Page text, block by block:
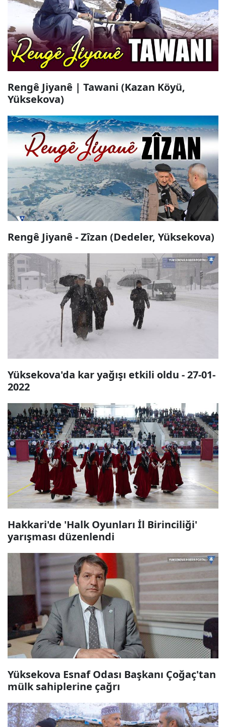
Rengê Jiyanê | Tawani (Kazan Köyü,
Yüksekova)
Rengê Jiyanê - Zîzan (Dedeler, Yüksekova)
Yüksekova'da kar yağışı etkili oldu - 27-01-
2022
Hakkari'de 'Halk Oyunları İl Birinciliği'
yarışması düzenlendi
Yüksekova Esnaf Odası Başkanı Çoğaç'tan
mülk sahiplerine çağrı